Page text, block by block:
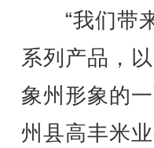
“我们带来
系列产品，
象州形象的
州县高丰米